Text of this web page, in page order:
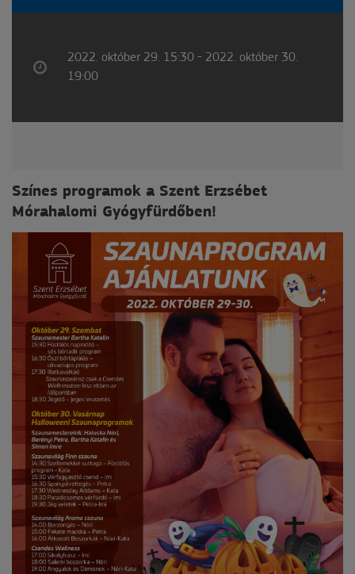
2022. október 29. 15:30 - 2022. október 30.
19:00
Színes programok a Szent Erzsébet
Mórahalomi Gyógyfürdőben!